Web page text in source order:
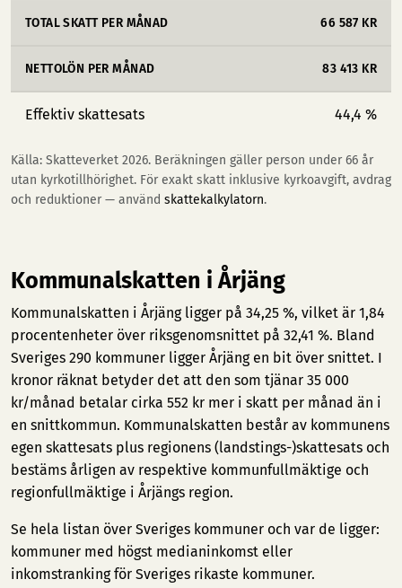
TOTAL SKATT PER MÅNAD 66 587 KR
NETTOLÖN PER MÅNAD 83 413 KR
Effektiv skattesats 44,4 %
Källa: Skatteverket 2026. Beräkningen gäller person under 66 år
utan kyrkotillhörighet. För exakt skatt inklusive kyrkoavgift, avdrag
och reduktioner — använd skattekalkylatorn.
Kommunalskatten i Årjäng
Kommunalskatten i Årjäng ligger på 34,25 %, vilket är 1,84
procentenheter över riksgenomsnittet på 32,41 %. Bland
Sveriges 290 kommuner ligger Årjäng en bit över snittet. I
kronor räknat betyder det att den som tjänar 35 000
kr/månad betalar cirka 552 kr mer i skatt per månad än i
en snittkommun. Kommunalskatten består av kommunens
egen skattesats plus regionens (landstings-)skattesats och
bestäms årligen av respektive kommunfullmäktige och
regionfullmäktige i Årjängs region.
Se hela listan över Sveriges kommuner och var de ligger:
kommuner med högst medianinkomst eller
inkomstranking för Sveriges rikaste kommuner.